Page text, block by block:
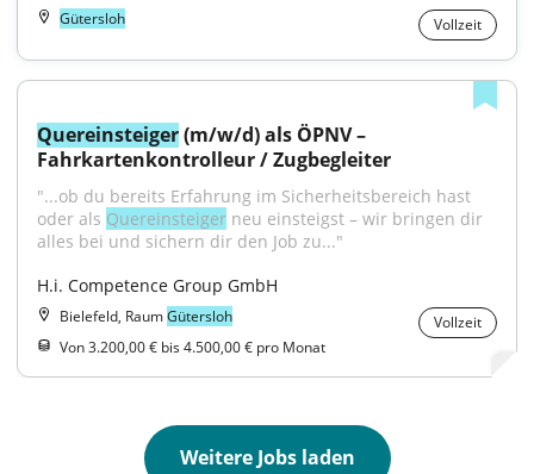
Gütersloh Vollzeit
Quereinsteiger (m/w/d) als ÖPNV –
Fahrkartenkontrolleur / Zugbegleiter
"...ob du bereits Erfahrung im Sicherheitsbereich hast
oder als Quereinsteiger neu einsteigst – wir bringen dir
alles bei und sichern dir den Job zu..."
H.i. Competence Group GmbH
Bielefeld, RaumGütersloh
Vollzeit
Von 3.200,00 € bis 4.500,00 € pro Monat
Weitere Jobs laden